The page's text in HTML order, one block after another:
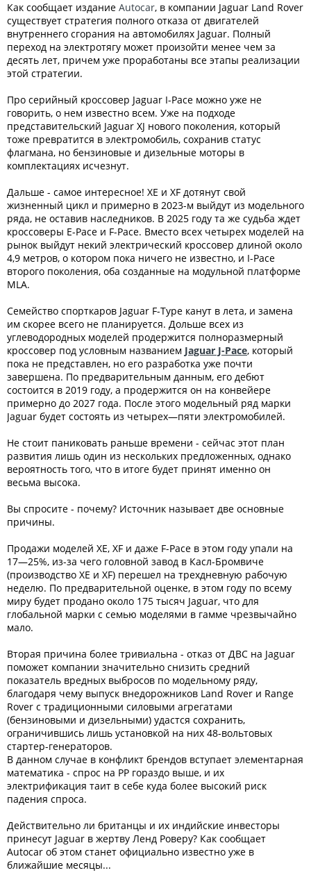
Как сообщает издание Autocar, в компании Jaguar Land Rover
существует стратегия полного отказа от двигателей
внутреннего сгорания на автомобилях Jaguar. Полный
переход на электротягу может произойти менее чем за
десять лет, причем уже проработаны все этапы реализации
этой стратегии.
Про серийный кроссовер Jaguar I-Pace можно уже не
говорить, о нем известно всем. Уже на подходе
представительский Jaguar XJ нового поколения, который
тоже превратится в электромобиль, сохранив статус
флагмана, но бензиновые и дизельные моторы в
комплектациях исчезнут.
Дальше - самое интересное! XE и XF дотянут свой
жизненный цикл и примерно в 2023-м выйдут из модельного
ряда, не оставив наследников. В 2025 году та же судьба ждет
кроссоверы E-Pace и F-Pace. Вместо всех четырех моделей на
рынок выйдут некий электрический кроссовер длиной около
4,9 метров, о котором пока ничего не известно, и I-Pace
второго поколения, оба созданные на модульной платформе
MLA.
Семейство спорткаров Jaguar F-Type канут в лета, и замена
им скорее всего не планируется. Дольше всех из
углеводородных моделей продержится полноразмерный
кроссовер под условным названием Jaguar J-Pace, который
пока не представлен, но его разработка уже почти
завершена. По предварительным данным, его дебют
состоится в 2019 году, а продержится он на конвейере
примерно до 2027 года. После этого модельный ряд марки
Jaguar будет состоять из четырех—пяти электромобилей.
Не стоит паниковать раньше времени - сейчас этот план
развития лишь один из нескольких предложенных, однако
вероятность того, что в итоге будет принят именно он
весьма высока.
Вы спросите - почему? Источник называет две основные
причины.
Продажи моделей XE, XF и даже F-Pace в этом году упали на
17—25%, из-за чего головной завод в Касл-Бромвиче
(производство XE и XF) перешел на трехдневную рабочую
неделю. По предварительной оценке, в этом году по всему
миру будет продано около 175 тысяч Jaguar, что для
глобальной марки с семью моделями в гамме чрезвычайно
мало.
Вторая причина более тривиальна - отказ от ДВС на Jaguar
поможет компании значительно снизить средний
показатель вредных выбросов по модельному ряду,
благодаря чему выпуск внедорожников Land Rover и Range
Rover с традиционными силовыми агрегатами
(бензиновыми и дизельными) удастся сохранить,
ограничившись лишь установкой на них 48-вольтовых
стартер-генераторов.
В данном случае в конфликт брендов вступает элементарная
математика - спрос на РР гораздо выше, и их
электрификация таит в себе куда более высокий риск
падения спроса.
Действительно ли британцы и их индийские инвесторы
принесут Jaguar в жертву Ленд Роверу? Как сообщает
Autocar об этом станет официально известно уже в
ближайшие месяцы...